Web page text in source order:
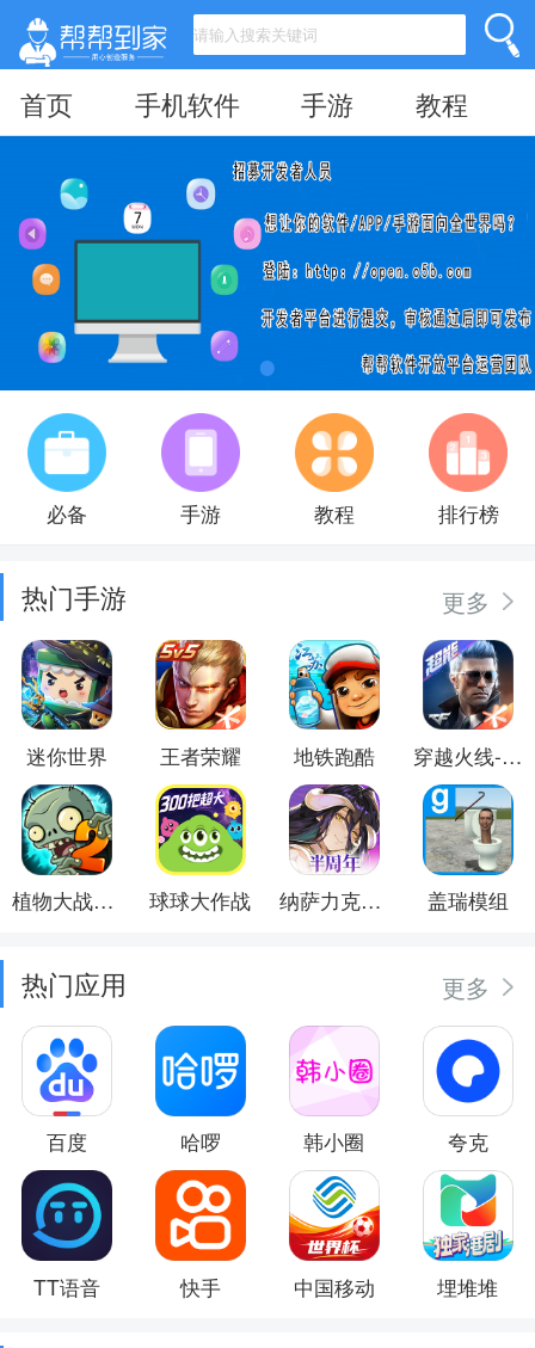
首页 手机软件 手游 教程
必备 手游 教程 排行榜
热门手游 更多
迷你世界 王者荣耀 地铁跑酷 穿越火线-枪战王者
植物大战僵尸2 球球大作战 纳萨力克之王 盖瑞模组
热门应用 更多
百度 哈啰 韩小圈 夸克
TT语音 快手 中国移动 埋堆堆